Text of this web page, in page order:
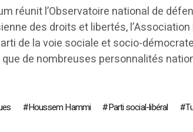
réunit l’Observatoire national de
des droits et libertés,
de la voie sociale et socio-
de nombreuses personnalités
Houssem Hammi Parti social-libéral